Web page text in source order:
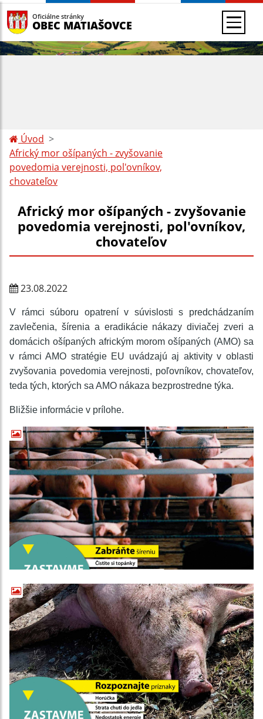
Oficiálne stránky
OBEC MATIAŠOVCE
Úvod
Africký mor ošípaných - zvyšovanie
povedomia verejnosti, pol'ovníkov,
chovateľov
Africký mor ošípaných - zvyšovanie
povedomia verejnosti, pol'ovníkov,
chovateľov
23.08.2022
V rámci súboru opatrení v súvislosti s predchádzaním
zavlečenia, šírenia a eradikácie nákazy diviačej zveri a
domácich ošípaných africkým morom ošípaných (AMO) sa
v rámci AMO stratégie EU uvádzajú aj aktivity v oblasti
zvyšovania povedomia verejnosti, poľovníkov, chovateľov,
teda tých, ktorých sa AMO nákaza bezprostredne týka.
Bližšie informácie v prílohe.